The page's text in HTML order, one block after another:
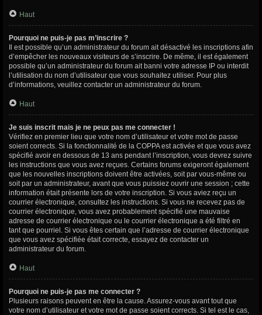
Haut
Pourquoi ne puis-je pas m’inscrire ?
Il est possible qu’un administrateur du forum ait désactivé les inscriptions afin
d’empêcher les nouveaux visiteurs de s’inscrire. De même, il est également
possible qu’un administrateur du forum ait banni votre adresse IP ou interdit
l’utilisation du nom d’utilisateur que vous souhaitez utiliser. Pour plus
d’informations, veuillez contacter un administrateur du forum.
Haut
Je suis inscrit mais je ne peux pas me connecter !
Vérifiez en premier lieu que votre nom d’utilisateur et votre mot de passe
soient corrects. Si la fonctionnalité de la COPPA est activée et que vous avez
spécifié avoir en dessous de 13 ans pendant l’inscription, vous devrez suivre
les instructions que vous avez reçues. Certains forums exigeront également
que les nouvelles inscriptions doivent être activées, soit par vous-même ou
soit par un administrateur, avant que vous puissiez ouvrir une session ; cette
information était présente lors de votre inscription. Si vous aviez reçu un
courrier électronique, consultez les instructions. Si vous ne recevez pas de
courrier électronique, vous avez probablement spécifié une mauvaise
adresse de courrier électronique ou le courrier électronique a été filtré en
tant que pourriel. Si vous êtes certain que l’adresse de courrier électronique
que vous avez spécifiée était correcte, essayez de contacter un
administrateur du forum.
Haut
Pourquoi ne puis-je pas me connecter ?
Plusieurs raisons peuvent en être la cause. Assurez-vous avant tout que
votre nom d’utilisateur et votre mot de passe soient corrects. Si tel est le cas,